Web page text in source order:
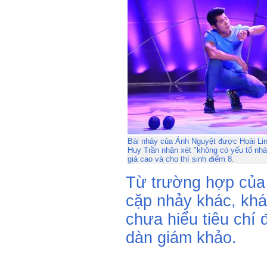
Bài nhảy của Ánh Nguyệt được Hoài
Huy Trần nhận xét "không có yếu tố
giá cao và cho thí sinh điểm 8.
Từ trường hợp
cặp nhảy khác,
chưa hiểu tiêu chí
dàn giám khảo.